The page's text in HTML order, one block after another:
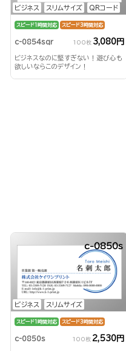
ビジネス スリムサイズ QRコード
スピード1時間対応 スピード3時間対応
c-0854sqr 100枚 3,080円
ビジネスなのに堅すぎない！遊び心も
欲しいならこのデザイン！
ビジネス スリムサイズ
c-0850s
スピード1時間対応 スピード3時間対応
c-0850s 100枚 2,530円